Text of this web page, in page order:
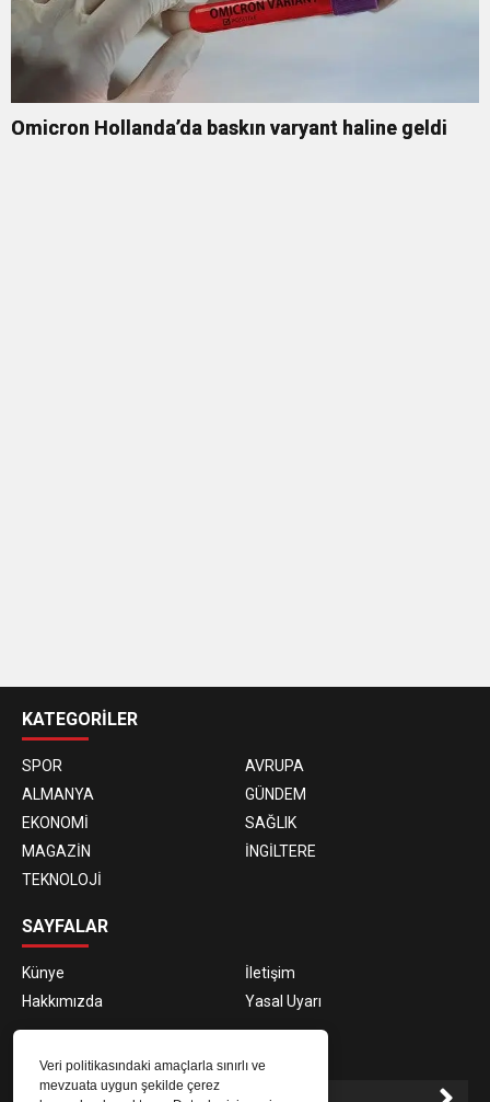
Veri politikasındaki amaçlarla sınırlı ve
mevzuata uygun şekilde çerez
Omicron Hollanda’da baskın varyant haline geldi
siteleri
KATEGORİLER
SPOR
AVRUPA
ALMANYA
GÜNDEM
EKONOMİ
SAĞLIK
MAGAZİN
İNGİLTERE
TEKNOLOJİ
SAYFALAR
Künye
İletişim
Hakkımızda
Yasal Uyarı